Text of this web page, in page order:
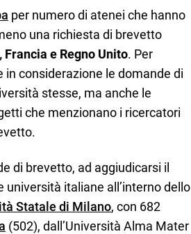
per numero di atenei che hanno
una richiesta di brevetto
Francia e Regno Unito. Per
considerazione le domande di
stesse, ma anche le
che menzionano i ricercatori
di brevetto, ad aggiudicarsi il
università italiane all’interno dello
Statale di Milano, con 682
(502), dall’Università Alma Mater